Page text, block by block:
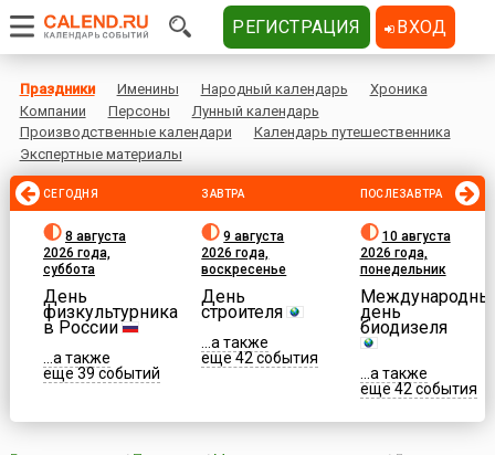
Праздники Именины Народный календарь
Хроника
Компании
Персоны
Лунный календарь
Производственные календари
Календарь путешественника
Экспертные материалы
СЕГОДНЯ
8 августа
2026 года,
суббота
День
физкультурника
в России
...а также
еще 39 событий
ЗАВТРА
9 августа
2026 года,
воскресенье
День
строителя
...а также
еще 42 события
ПОСЛЕЗАВТРА
10 августа
2026 года,
понедельник
день
биодизеля
...а также
еще 42 события
РЕГИСТРАЦИЯ ВХОД